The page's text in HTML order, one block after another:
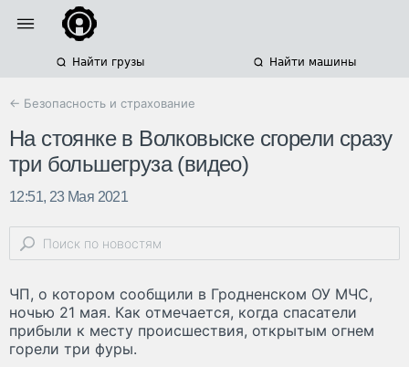
Найти грузы Найти машины
← Безопасность и страхование
На стоянке в Волковыске сгорели сразу
три большегруза (видео)
12:51, 23 Мая 2021
ЧП, о котором сообщили в Гродненском ОУ МЧС,
ночью 21 мая. Как отмечается, когда спасатели
прибыли к месту происшествия, открытым огнем
горели три фуры.